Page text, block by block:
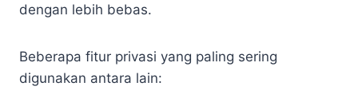
dengan lebih bebas.
Beberapa fitur privasi yang paling sering
digunakan antara lain: